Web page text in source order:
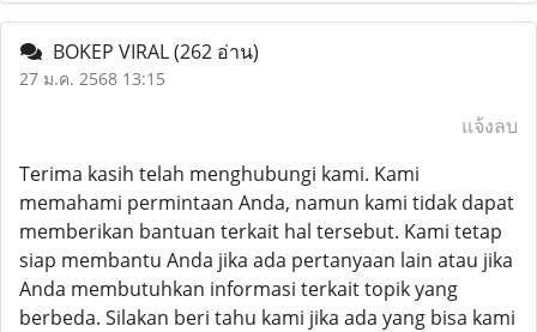
BOKEP VIRAL(262 อ่าน)
27 ม.ค. 2568 13:15
แจ้งลบ
Terima kasih telah menghubungi kami. Kami
memahami permintaan Anda, namun kami tidak dapat
memberikan bantuan terkait hal tersebut. Kami tetap
siap membantu Anda jika ada pertanyaan lain atau jika
Anda membutuhkan informasi terkait topik yang
berbeda. Silakan beri tahu kami jika ada yang bisa kami